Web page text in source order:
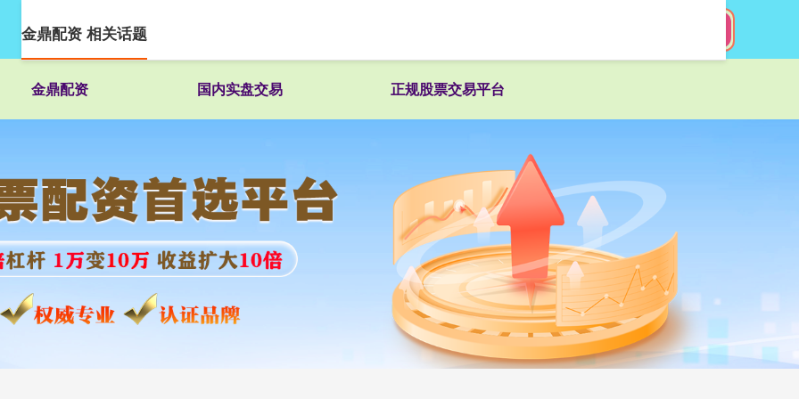
金鼎配资 国内实盘交易 正规股票交易平台
金鼎配资 相关话题